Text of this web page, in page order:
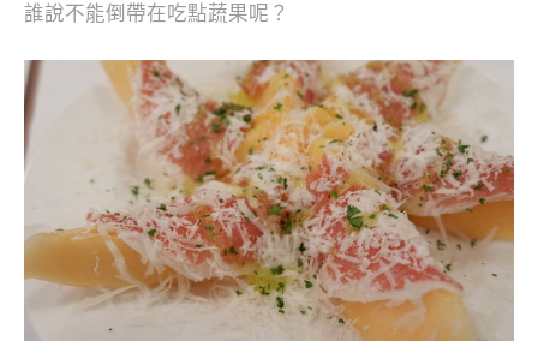
誰說不能倒帶在吃點蔬果呢？